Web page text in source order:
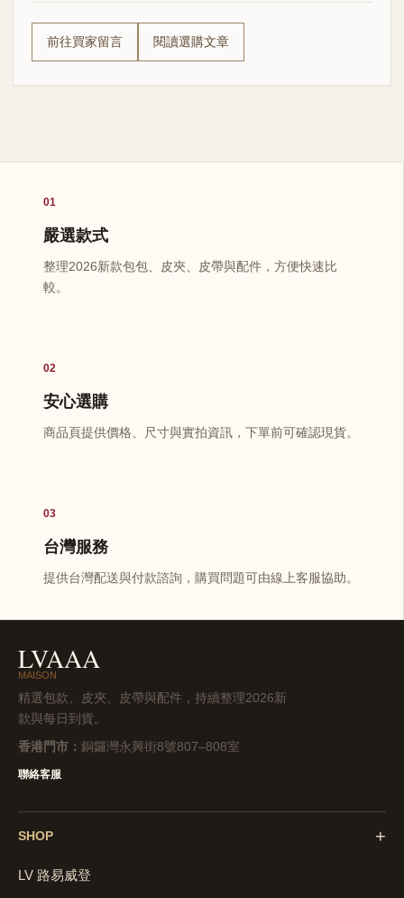
前往買家留言 閱讀選購文章
01
嚴選款式
整理2026新款包包、皮夾、皮帶與配件，方便快速比
較。
02
安心選購
商品頁提供價格、尺寸與實拍資訊，下單前可確認現貨。
03
台灣服務
提供台灣配送與付款諮詢，購買問題可由線上客服協助。
LVAAA
MAISON
精選包款、皮夾、皮帶與配件，持續整理2026新
款與每日到貨。
香港門市： 銅鑼灣永興街8號807–808室
聯絡客服
SHOP +
LV 路易威登